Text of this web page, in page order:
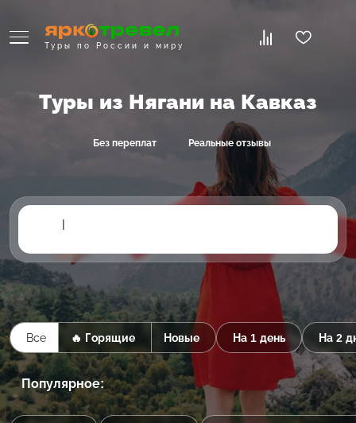
Туры по России и миру
Туры из Нягани на Кавказ
Без переплат Реальные отзывы
|
Все 🔥 Горящие Новые На 1 день На 2
Популярное: